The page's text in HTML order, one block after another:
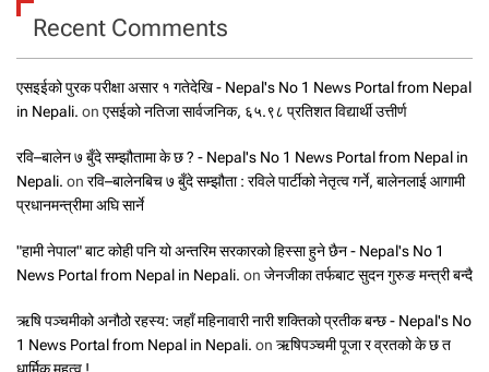
Recent Comments
एसइईको पुरक परीक्षा असार १ गतेदेखि - Nepal's No 1 News Portal from Nepal
in Nepali. on एसईको नतिजा सार्वजनिक, ६५.९८ प्रतिशत विद्यार्थी उत्तीर्ण
रवि–बालेन ७ बुँदे सम्झौतामा के छ ? - Nepal's No 1 News Portal from Nepal in
Nepali. on रवि–बालेनबिच ७ बुँदे सम्झौता : रविले पार्टीको नेतृत्व गर्ने, बालेनलाई आगामी
प्रधानमन्त्रीमा अघि सार्ने
"हामी नेपाल" बाट कोही पनि यो अन्तरिम सरकारको हिस्सा हुने छैन - Nepal's No 1
News Portal from Nepal in Nepali. on जेनजीका तर्फबाट सुदन गुरुङ मन्त्री बन्दै
ऋषि पञ्चमीको अनौठो रहस्य: जहाँ महिनावारी नारी शक्तिको प्रतीक बन्छ - Nepal's No
1 News Portal from Nepal in Nepali. on ऋषिपञ्चमी पूजा र व्रतको के छ त
धार्मिक महत्व !